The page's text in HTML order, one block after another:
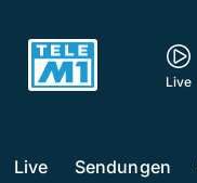
Live
Live Sendungen